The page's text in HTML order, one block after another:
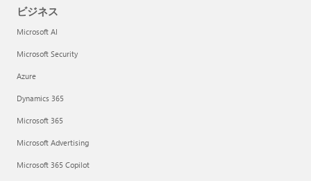
ビジネス
Microsoft AI
Microsoft Security
Azure
Dynamics 365
Microsoft 365
Microsoft Advertising
Microsoft 365 Copilot